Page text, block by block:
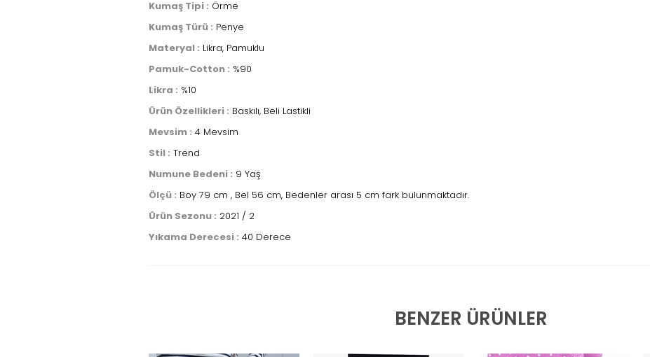
Kumaş Tipi : Örme
Kumaş Türü : Penye
Materyal : Likra, Pamuklu
Pamuk-Cotton : %90
Likra : %10
Ürün Özellikleri : Baskılı, Beli Lastikli
Mevsim : 4 Mevsim
Stil : Trend
Numune Bedeni : 9 Yaş
Ölçü : Boy 79 cm , Bel 56 cm, Bedenler arası 5 cm fark bulunmaktadır.
Ürün Sezonu : 2021 / 2
Yıkama Derecesi : 40 Derece
BENZER ÜRÜNLER